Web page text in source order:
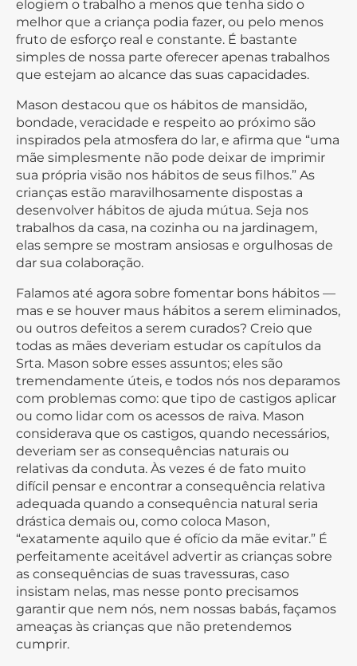
elogiem o trabalho a menos que tenha sido o
melhor que a criança podia fazer, ou pelo menos
fruto de esforço real e constante. É bastante
simples de nossa parte oferecer apenas trabalhos
que estejam ao alcance das suas capacidades.
Mason destacou que os hábitos de mansidão,
bondade, veracidade e respeito ao próximo são
inspirados pela atmosfera do lar, e afirma que “uma
mãe simplesmente não pode deixar de imprimir
sua própria visão nos hábitos de seus filhos.” As
crianças estão maravilhosamente dispostas a
desenvolver hábitos de ajuda mútua. Seja nos
trabalhos da casa, na cozinha ou na jardinagem,
elas sempre se mostram ansiosas e orgulhosas de
dar sua colaboração.
Falamos até agora sobre fomentar bons hábitos —
mas e se houver maus hábitos a serem eliminados,
ou outros defeitos a serem curados? Creio que
todas as mães deveriam estudar os capítulos da
Srta. Mason sobre esses assuntos; eles são
tremendamente úteis, e todos nós nos deparamos
com problemas como: que tipo de castigos aplicar
ou como lidar com os acessos de raiva. Mason
considerava que os castigos, quando necessários,
deveriam ser as consequências naturais ou
relativas da conduta. Às vezes é de fato muito
difícil pensar e encontrar a consequência relativa
adequada quando a consequência natural seria
drástica demais ou, como coloca Mason,
“exatamente aquilo que é ofício da mãe evitar.” É
perfeitamente aceitável advertir as crianças sobre
as consequências de suas travessuras, caso
insistam nelas, mas nesse ponto precisamos
garantir que nem nós, nem nossas babás, façamos
ameaças às crianças que não pretendemos
cumprir.